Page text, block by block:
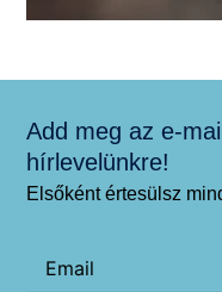
Add meg az e-
hírlevelünkre!
Elsőként értesülsz